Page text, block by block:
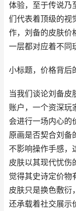
体验，至于传说乃
们代表着顶级的视
作，刘备的皮肤价
一层都对应着不同
小标题，价格背后
当我们谈论刘备皮
账户，一个资深玩
会进行一场内心的
原画是否契合刘备
不影响操作手感，
皮肤以其现代忧伤
觉得其史诗定价物
皮肤只是换色敷衍
还承载着社交展示